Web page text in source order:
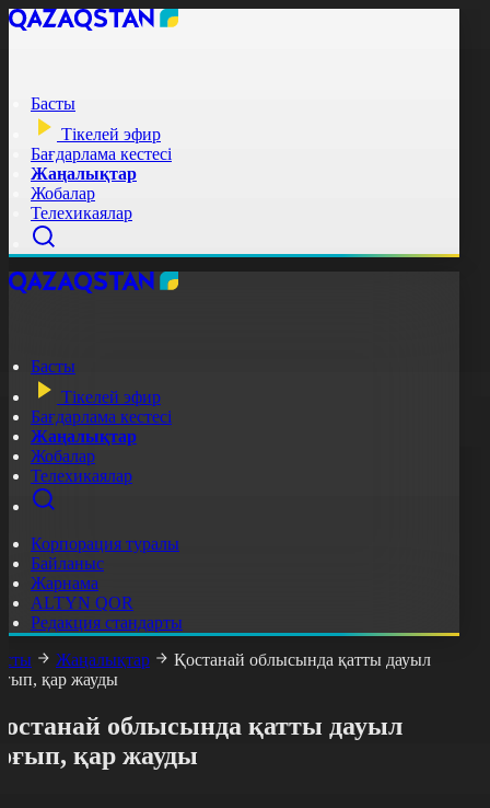
Басты
Тікелей эфир
Бағдарлама кестесі
Жаңалықтар
Жобалар
Телехикаялар
Басты
Тікелей эфир
Бағдарлама кестесі
Жаңалықтар
Жобалар
Телехикаялар
Корпорация туралы
Байланыс
Жарнама
ALTYN QOR
Редакция стандарты
Жаңалықтар
Қостанай облысында қатты дауыл
қар жауды
облысында қатты дауыл
қар жауды